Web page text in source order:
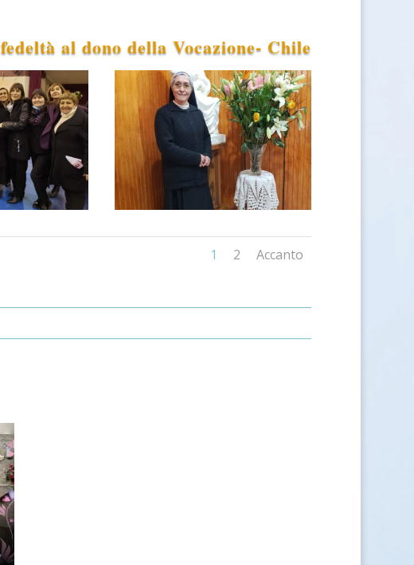
al dono della Vocazione- Chile
1 2 Accanto